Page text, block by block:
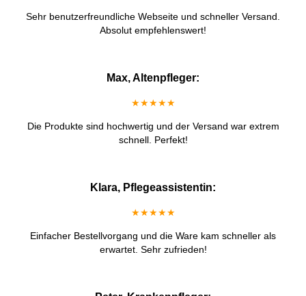
Sehr benutzerfreundliche Webseite und schneller Versand.
Absolut empfehlenswert!
Max, Altenpfleger:
★★★★★
Die Produkte sind hochwertig und der Versand war extrem
schnell. Perfekt!
Klara, Pflegeassistentin:
★★★★★
Einfacher Bestellvorgang und die Ware kam schneller als
erwartet. Sehr zufrieden!